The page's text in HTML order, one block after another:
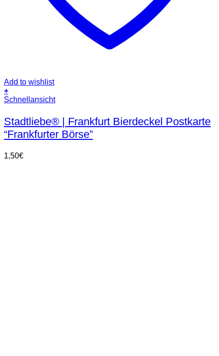
Add to wishlist
+
Schnellansicht
Stadtliebe® | Frankfurt Bierdeckel Postkarte
“Frankfurter Börse”
1,50€